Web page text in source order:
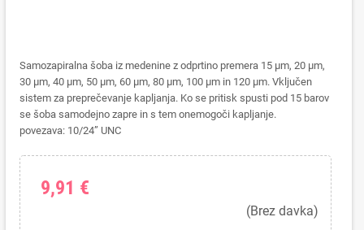
Samozapiralna šoba iz medenine z odprtino premera 15 μm, 20 μm,
30 μm, 40 μm, 50 μm, 60 μm, 80 μm, 100 μm in 120 μm. Vključen
sistem za preprečevanje kapljanja. Ko se pritisk spusti pod 15 barov
se šoba samodejno zapre in s tem onemogoči kapljanje.
povezava: 10/24” UNC
9,91 €
(Brez davka)